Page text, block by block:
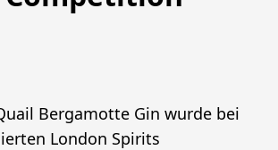
Bergamotte Gin wurde bei
London Spirits